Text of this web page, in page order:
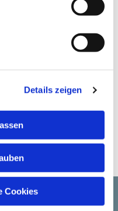
Details zeigen
Cookies